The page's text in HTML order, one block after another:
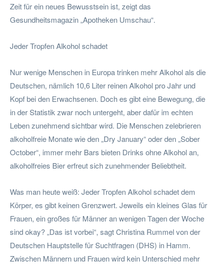
Zeit für ein neues Bewusstsein ist, zeigt das
Gesundheitsmagazin „Apotheken Umschau“.
Jeder Tropfen Alkohol schadet
Nur wenige Menschen in Europa trinken mehr Alkohol als die
Deutschen, nämlich 10,6 Liter reinen Alkohol pro Jahr und
Kopf bei den Erwachsenen. Doch es gibt eine Bewegung, die
in der Statistik zwar noch untergeht, aber dafür im echten
Leben zunehmend sichtbar wird. Die Menschen zelebrieren
alkoholfreie Monate wie den „Dry January“ oder den „Sober
October“, immer mehr Bars bieten Drinks ohne Alkohol an,
alkoholfreies Bier erfreut sich zunehmender Beliebtheit.
Was man heute weiß: Jeder Tropfen Alkohol schadet dem
Körper, es gibt keinen Grenzwert. Jeweils ein kleines Glas für
Frauen, ein großes für Männer an wenigen Tagen der Woche
sind okay? „Das ist vorbei“, sagt Christina Rummel von der
Deutschen Hauptstelle für Suchtfragen (DHS) in Hamm.
Zwischen Männern und Frauen wird kein Unterschied mehr